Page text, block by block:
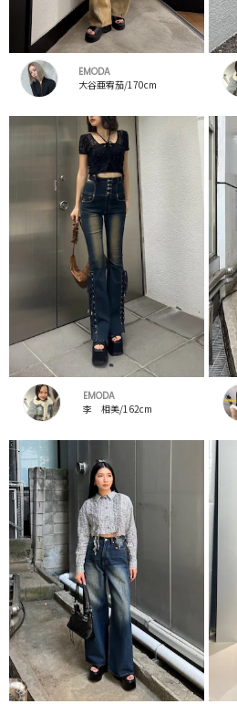
EMODA
大谷亜宥茄/170cm
EMODA
李 相美/162cm